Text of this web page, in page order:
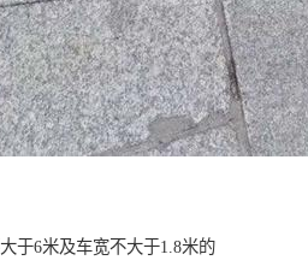
于6米及车宽不大于1.8米的